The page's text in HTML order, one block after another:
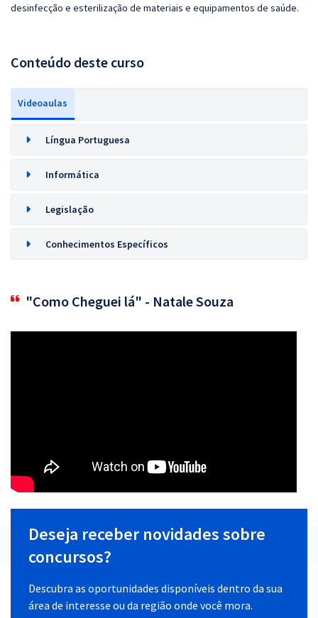
desinfecção e esterilização de materiais e equipamentos de saúde.
Conteúdo deste curso
Videoaulas
Língua Portuguesa
Informática
Legislação
Conhecimentos Específicos
"Como Cheguei lá" - Natale Souza
Deseja receber novidades sobre
concursos?
Descubra as oportunidades disponíveis dentro da sua
área de interesse ou da região onde você mora.